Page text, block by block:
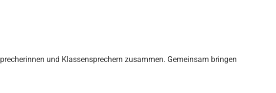
und Klassensprechern zusammen. Gemeinsam bringen